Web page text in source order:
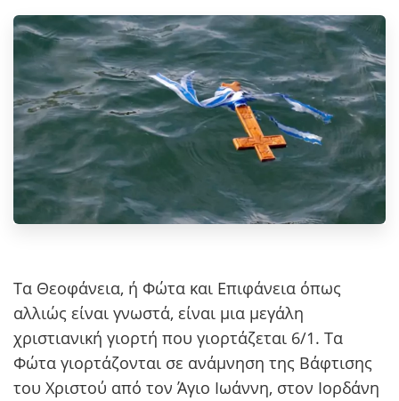
Τα Θεοφάνεια, ή Φώτα και Επιφάνεια όπως
αλλιώς είναι γνωστά, είναι μια μεγάλη
χριστιανική γιορτή που γιορτάζεται 6/1. Τα
Φώτα γιορτάζονται σε ανάμνηση της Βάφτισης
του Χριστού από τον Άγιο Ιωάννη, στον Ιορδάνη